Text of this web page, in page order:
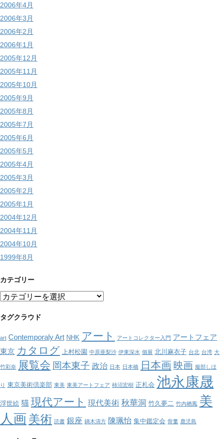
2006年4月
2006年3月
2006年2月
2006年1月
2005年12月
2005年11月
2005年10月
2005年9月
2005年8月
2005年7月
2005年6月
2005年5月
2005年4月
2005年3月
2005年2月
2005年1月
2004年12月
2004年11月
2004年10月
1999年8月
カテゴリー
カ
ゴ
ー
タグクラウド
art Contemporaly Art NHK アート アートコレクター入門 アートフェア
東京 カタログ 上村松園 中原亜梨沙 伊東深水 個展 北川麻衣子 台北 台湾 大
竹彩奈 展覧会 岡本東子 政治 日本 日本橋 日本画 映画 服部しほ
り 東京美術倶楽部 東美 東美アートフェア 柿沼宏樹 正札会 池永康晟
浮世絵 猫 現代アート 現代美術 秋華洞 竹久夢二 竹内栖鳳 美
人画 美術 読書 銀座 鏑木清方 陳珮怡 集中鑑定会 骨董 鹿児島